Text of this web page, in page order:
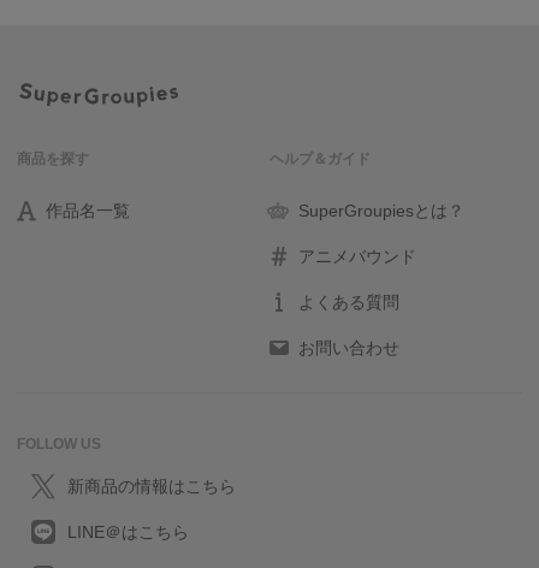
商品を探す
作品名一覧
ヘルプ＆ガイド
SuperGroupiesとは？
アニメバウンド
よくある質問
お問い合わせ
FOLLOW US
新商品の情報はこちら
LINE＠はこちら